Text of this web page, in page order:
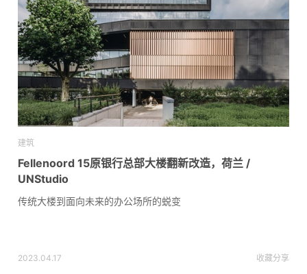
建筑
Fellenoord 15原银行总部大楼翻新改造，荷兰 /
UNStudio
传统大楼到面向未来的办公场所的蜕变
2023.04.17 收藏分享